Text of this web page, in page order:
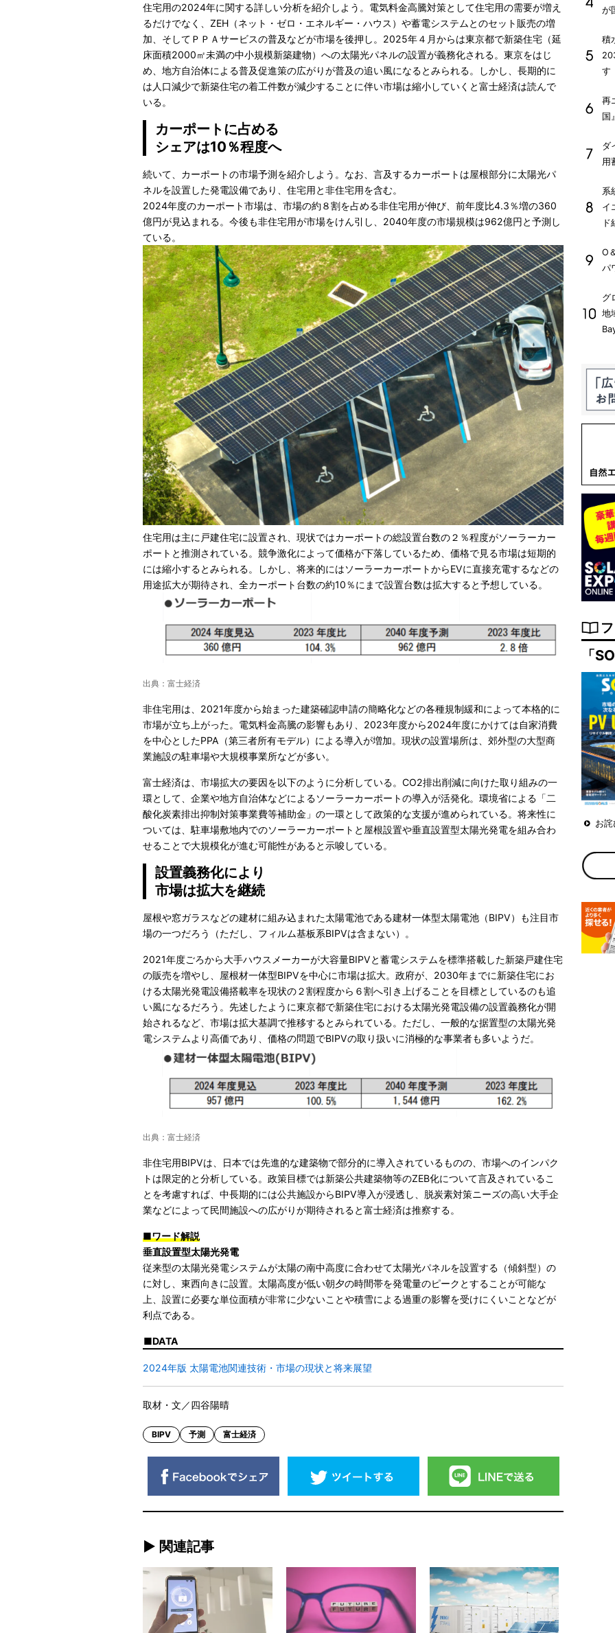
住宅用の2024年に関する詳しい分析を紹介しよう。電気料金高騰対策として住宅用の需要が増え
るだけでなく、ZEH（ネット・ゼロ・エネルギー・ハウス）や蓄電システムとのセット販売の増
加、そしてＰＰＡサービスの普及などが市場を後押し。2025年４月からは東京都で新築住宅（延
床面積2000㎡未満の中小規模新築建物）への太陽光パネルの設置が義務化される。東京をはじ
め、地方自治体による普及促進策の広がりが普及の追い風になるとみられる。しかし、長期的に
は人口減少で新築住宅の着工件数が減少することに伴い市場は縮小していくと富士経済は読んで
いる。
カーポートに占める
シェアは10％程度へ
続いて、カーポートの市場予測を紹介しよう。なお、言及するカーポートは屋根部分に太陽光パ
ネルを設置した発電設備であり、住宅用と非住宅用を含む。
2024年度のカーポート市場は、市場の約８割を占める非住宅用が伸び、前年度比4.3％増の360
億円が見込まれる。今後も非住宅用が市場をけん引し、2040年度の市場規模は962億円と予測し
ている。
住宅用は主に戸建住宅に設置され、現状ではカーポートの総設置台数の２％程度がソーラーカー
ポートと推測されている。競争激化によって価格が下落しているため、価格で見る市場は短期的
には縮小するとみられる。しかし、将来的にはソーラーカーポートからEVに直接充電するなどの
用途拡大が期待され、全カーポート台数の約10％にまで設置台数は拡大すると予想している。
出典：富士経済
非住宅用は、2021年度から始まった建築確認申請の簡略化などの各種規制緩和によって本格的に
市場が立ち上がった。電気料金高騰の影響もあり、2023年度から2024年度にかけては自家消費
を中心としたPPA（第三者所有モデル）による導入が増加。現状の設置場所は、郊外型の大型商
業施設の駐車場や大規模事業所などが多い。
富士経済は、市場拡大の要因を以下のように分析している。CO2排出削減に向けた取り組みの一
環として、企業や地方自治体などによるソーラーカーポートの導入が活発化。環境省による「二
酸化炭素排出抑制対策事業費等補助金」の一環として政策的な支援が進められている。将来性に
ついては、駐車場敷地内でのソーラーカーポートと屋根設置や垂直設置型太陽光発電を組み合わ
せることで大規模化が進む可能性があると示唆している。
設置義務化により
市場は拡大を継続
屋根や窓ガラスなどの建材に組み込まれた太陽電池である建材一体型太陽電池（BIPV）も注目市
場の一つだろう（ただし、フィルム基板系BIPVは含まない）。
2021年度ごろから大手ハウスメーカーが大容量BIPVと蓄電システムを標準搭載した新築戸建住宅
の販売を増やし、屋根材一体型BIPVを中心に市場は拡大。政府が、2030年までに新築住宅にお
ける太陽光発電設備搭載率を現状の２割程度から６割へ引き上げることを目標としているのも追
い風になるだろう。先述したように東京都で新築住宅における太陽光発電設備の設置義務化が開
始されるなど、市場は拡大基調で推移するとみられている。ただし、一般的な据置型の太陽光発
電システムより高価であり、価格の問題でBIPVの取り扱いに消極的な事業者も多いようだ。
出典：富士経済
非住宅用BIPVは、日本では先進的な建築物で部分的に導入されているものの、市場へのインパク
トは限定的と分析している。政策目標では新築公共建築物等のZEB化について言及されているこ
とを考慮すれば、中長期的には公共施設からBIPV導入が浸透し、脱炭素対策ニーズの高い大手企
業などによって民間施設への広がりが期待されると富士経済は推察する。
■ワード解説
垂直設置型太陽光発電
従来型の太陽光発電システムが太陽の南中高度に合わせて太陽光パネルを設置する（傾斜型）の
に対し、東西向きに設置。太陽高度が低い朝夕の時間帯を発電量のピークとすることが可能な
上、設置に必要な単位面積が非常に少ないことや積雪による過重の影響を受けにくいことなどが
利点である。
DATA
2024年版 太陽電池関連技術・市場の現状と将来展望
取材・文／四谷陽晴
BIPV 予測 富士経済
► 関連記事
が
積
す
再
国
ダ
用
系
イ
ド
O
パ
グ
地
「
お